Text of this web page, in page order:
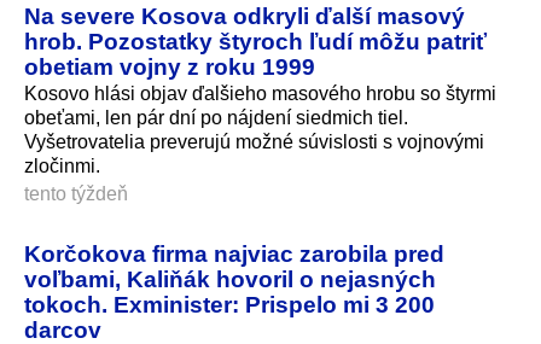
Na severe Kosova odkryli ďalší masový
hrob. Pozostatky štyroch ľudí môžu patriť
obetiam vojny z roku 1999
Kosovo hlási objav ďalšieho masového hrobu so štyrmi
obeťami, len pár dní po nájdení siedmich tiel.
Vyšetrovatelia preverujú možné súvislosti s vojnovými
zločinmi.
tento týždeň
Korčokova firma najviac zarobila pred
voľbami, Kaliňák hovoril o nejasných
tokoch. Exminister: Prispelo mi 3 200
darcov